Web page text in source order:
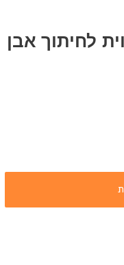
לחיתוך אבן